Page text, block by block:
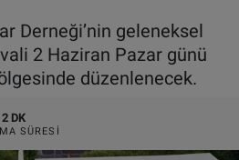
Derneği’nin geleneksel
2 Haziran Pazar günü
düzenlenecek.
2 DK
SÜRESI